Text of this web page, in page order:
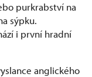
purkrabství na
sýpku.
i první hradní
anglického